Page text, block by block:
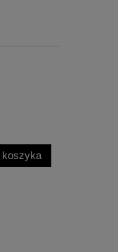
koszyka